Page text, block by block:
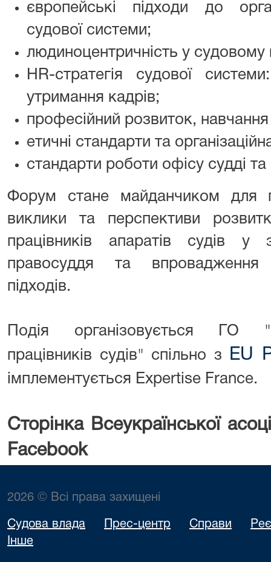
європейські підходи до
судової системи;
людиноцентричність у
HR-стратегія судової
утримання кадрів;
професійний розвиток,
етичні стандарти та
стандарти роботи офісу судді та
Форум стане майданчиком для
виклики та перспективи
працівників апаратів судів у
правосуддя та впровадження
підходів.
Подія організовується ГО
працівників судів" спільно з
EU
імплементується Expertise France.
Сторінка Всеукраїнської
Facebook
2026 © Всі права захищені
Судова влада Прес-центр Справи
Інше